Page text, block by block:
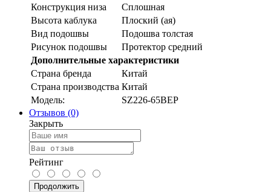
Конструкция низа
Сплошная
Высота каблука
Плоский (ая)
Вид подошвы
Подошва толстая
Рисунок подошвы
Протектор средний
Дополнительные характеристики
Страна бренда
Китай
Страна производства Китай
Модель:
SZ226-65BEP
Отзывов (0)
Закрыть
Рейтинг
Продолжить